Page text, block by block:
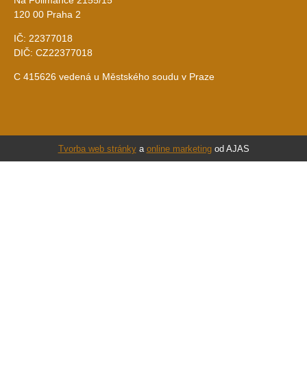
120 00 Praha 2
IČ: 22377018
DIČ: CZ22377018
C 415626 vedená u Městského soudu v Praze
Tvorba web stránkya online marketingod AJAS